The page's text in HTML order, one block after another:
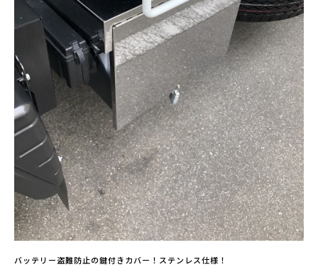
バッテリー盗難防止の鍵付きカバー！ステンレス仕様！